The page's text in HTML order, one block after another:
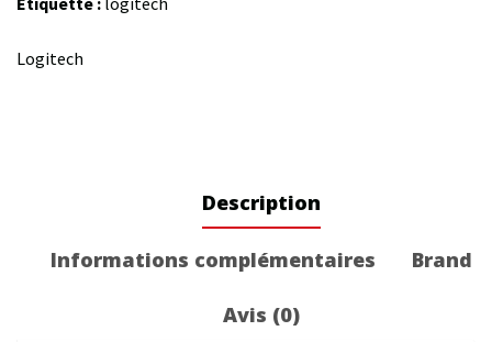
Logitech
Description
Informations complémentaires Brand
Avis (0)